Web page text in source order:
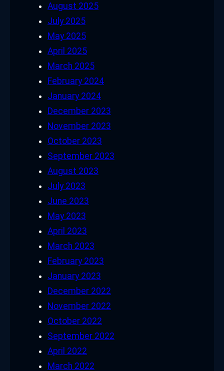
August 2025
July 2025
May 2025
April 2025
March 2025
February 2024
January 2024
December 2023
November 2023
October 2023
September 2023
August 2023
July 2023
June 2023
May 2023
April 2023
March 2023
February 2023
January 2023
December 2022
November 2022
October 2022
September 2022
April 2022
March 2022